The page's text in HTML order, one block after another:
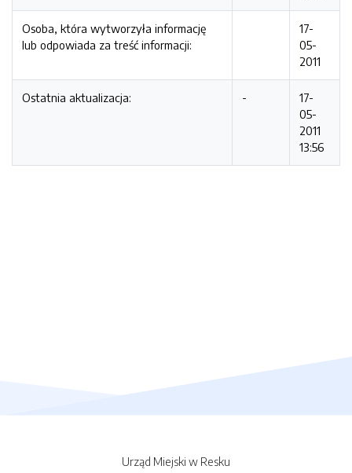
Osoba, która wytworzyła informację
lub odpowiada za treść informacji:
17-
05-
2011
Ostatnia aktualizacja: -
17-
05-
2011
13:56
Urząd Miejski w Resku